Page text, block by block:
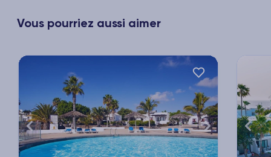
Vous pourriez aussi aimer
Previous Next